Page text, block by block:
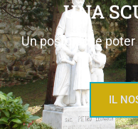
UNA
Un posto dove
IL